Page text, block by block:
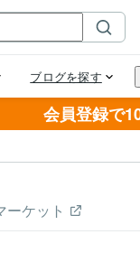
会員登録で
ーケット